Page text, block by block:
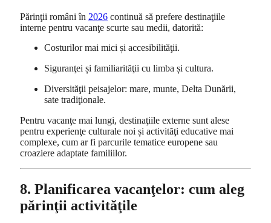
Părinţii români în 2026 continuă să prefere destinaţiile
interne pentru vacanţe scurte sau medii, datorită:
Costurilor mai mici și accesibilităţii.
Siguranţei și familiarităţii cu limba și cultura.
Diversităţii peisajelor: mare, munte, Delta Dunării,
sate tradiţionale.
Pentru vacanţe mai lungi, destinaţiile externe sunt alese
pentru experienţe culturale noi și activităţi educative mai
complexe, cum ar fi parcurile tematice europene sau
croaziere adaptate familiilor.
8. Planificarea vacanţelor: cum aleg
părinţii activităţile